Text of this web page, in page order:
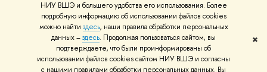
НИУ ВШЭ и большего удобства его использования. Более
подробную информацию об использовании файлов cookies
можно найти здесь, наши правила обработки персональных
данных –здесь. Продолжая пользоваться сайтом, вы
подтверждаете, что были проинформированы об
использовании файлов cookies сайтом НИУ ВШЭ и согласны
с нашими правилами обработки персональных данных. Вы
✖
© НИУ ВШЭ 1993–2026
Адреса и контакты
Условия использования материалов
Политика конфиденциальности
Правила применения рекомендательных технологий в НИУ ВШЭ